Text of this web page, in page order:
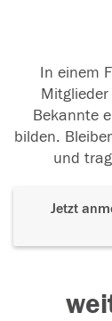
12.10.2018
In einem
Bekannte
bilden.
und
Jetzt